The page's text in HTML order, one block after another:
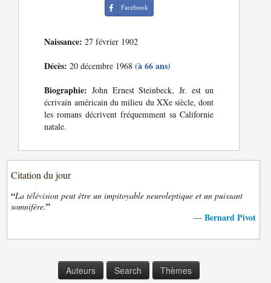
Facebook
Naissance: 27 février 1902
Décès: 20 décembre 1968(à 66 ans)
Biographie: John Ernest Steinbeck, Jr. est un
écrivain américain du milieu du XXe siècle, dont
les romans décrivent fréquemment sa Californie
natale.
Citation du jour
“La télévision peut être un impitoyable neuroleptique et un puissant
somnifère.”
— Bernard Pivot
Auteurs Search Thèmes